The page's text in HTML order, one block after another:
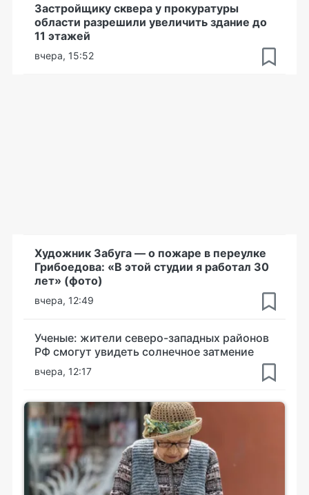
Застройщику сквера у прокуратуры
области разрешили увеличить здание до
11 этажей
вчера, 15:52
Художник Забуга — о пожаре в переулке
Грибоедова: «В этой студии я работал 30
лет» (фото)
вчера, 12:49
Ученые: жители северо-западных районов
РФ смогут увидеть солнечное затмение
вчера, 12:17